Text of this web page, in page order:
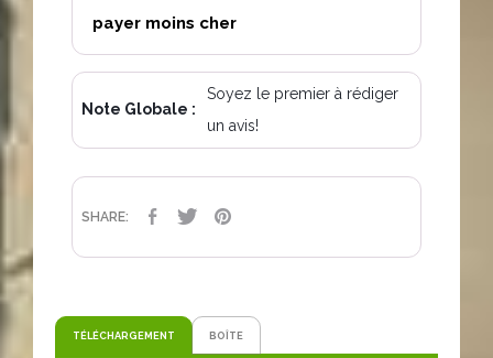
payer moins cher
Note Globale :
Soyez le premier à rédiger
un avis!
SHARE: PARTAGER
TWEET
TÉLÉCHARGEMENT BOÎTE